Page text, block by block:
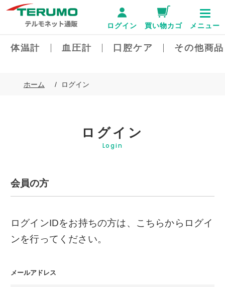
体温計 血圧計 口腔ケア その他商
ログイン 買い物カゴ メニュー
ホーム ログイン
ログイン
Login
会員の方
ログインIDをお持ちの方は、こちらからログイ
ンを行ってください。
メールアドレス